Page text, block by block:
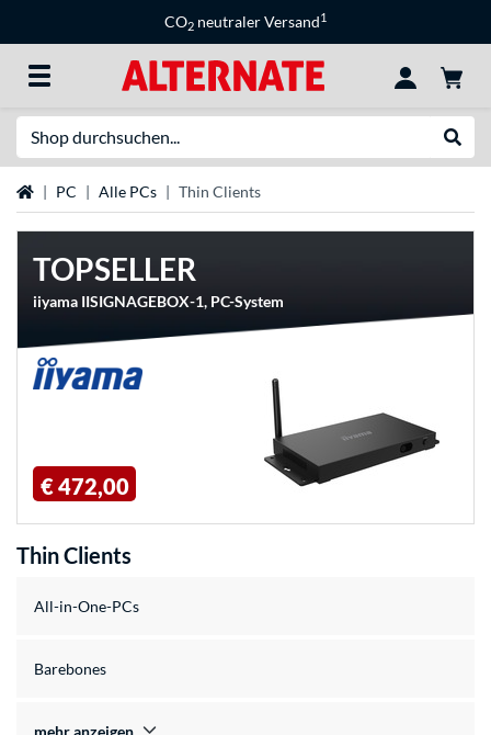
CO2 neutraler Versand1
Startseite
PC Alle PCs Thin Clients
TOPSELLER
iiyama IISIGNAGEBOX-1, PC-System
€ 472,00
Thin Clients
All-in-One-PCs
Barebones